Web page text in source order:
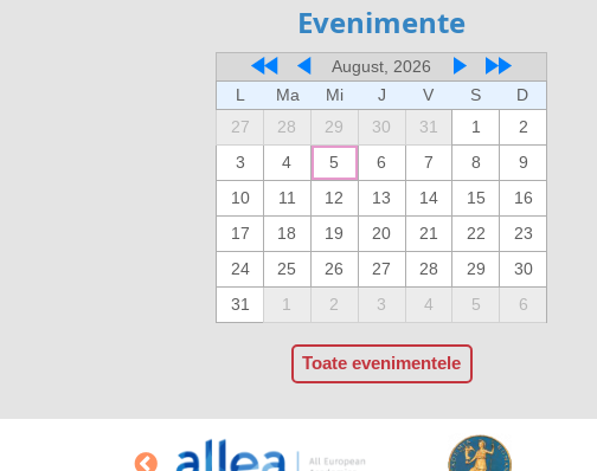
Evenimente
August, 2026
L
Ma Mi J V S
D
27
28 29 30 31 1
2
3
4 5 6 7 8
9
10
11 12 13 14 15
16
17
18 19 20 21 22
23
24
25 26 27 28 29
30
31
1 2 3 4 5 6
Toate evenimentele